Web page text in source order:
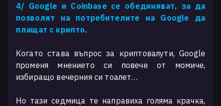
4/ Google и Coinbase се обединяват, за да
позволят на потребителите на Google да
плащат с крипто.
Когато става въпрос за криптовалути, Google
променя мнението си повече от момиче,
избиращо вечерния си тоалет…
Но тази седмица те направиха голяма крачка,